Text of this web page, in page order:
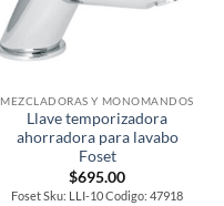
MEZCLADORAS Y MONOMANDOS
Llave temporizadora
ahorradora para lavabo
Foset
$695.00
Foset Sku: LLI-10 Codigo: 47918